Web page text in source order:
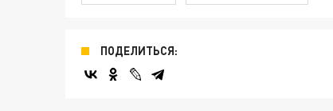
ПОДЕЛИТЬСЯ: